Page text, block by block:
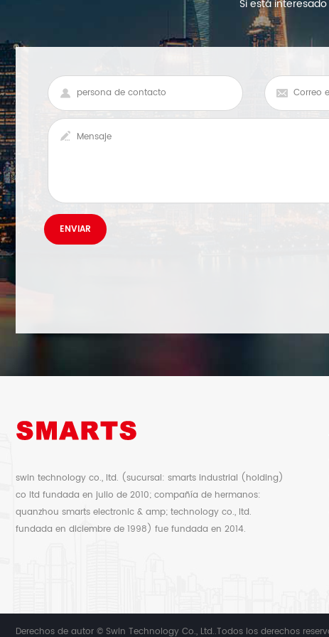
Si está
swin technology co., ltd. (sucursal: smarts industrial (holding)
co ltd fundada en julio de 2010; compañía de hermanos:
quanzhou smarts electronic & amp; technology co., ltd.
fundada en diciembre de 1998) fue fundada en 2014.
Derechos de autor © Swin Technology Co., Ltd..Todos los derechos